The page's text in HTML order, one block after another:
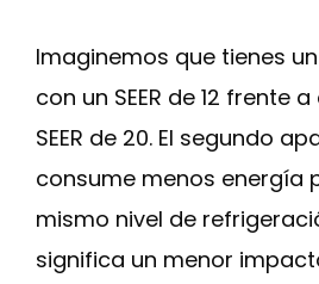
Imaginemos que tienes
con un SEER de 12 frente
SEER de 20. El segundo
consume menos energía
mismo nivel de
significa un menor